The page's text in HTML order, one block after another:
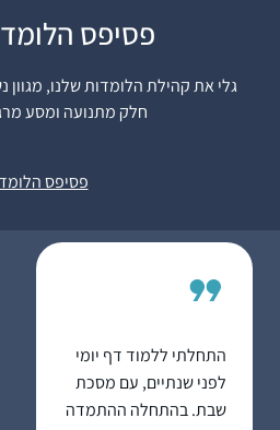
פסיפס
גלי את קהילת הלומדות שלנו, מגוון
חלק מתנועה ומסע
פסיפס
באירוע של הדרן בנייני
אמי שלי שסיימה את
הש”ס בסבב הקודם
וילדיי וחברותיי ללימוד
נובוסלסקי והרבנית
דבורה עברון, ראש המכון
הלימוד מעשיר את יומי,
מחזיר אותי גם למסכתות
שכבר סיימתי וידוע שאינו
מודיעין, ישראל
התחלתי ללמוד דף יומי
לפני שנתיים, עם מסכת
שבת. בהתחלה ההתמדה